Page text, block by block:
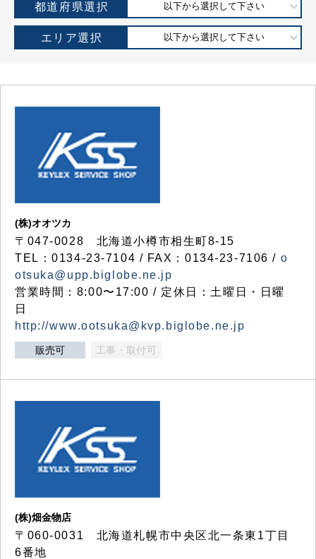
都道府県選択 以下から選択して下さい
エリア選択 以下から選択して下さい
(株)オオツカ
〒047-0028 北海道小樽市相生町8-15
TEL：0134-23-7104 / FAX：0134-23-7106 / o
otsuka@upp.biglobe.ne.jp
営業時間：8:00〜17:00 / 定休日：土曜日・日曜
日
http://www.ootsuka@kvp.biglobe.ne.jp
販売可 工事・取付可
(株)畑金物店
〒060-0031 北海道札幌市中央区北一条東1丁目
6番地